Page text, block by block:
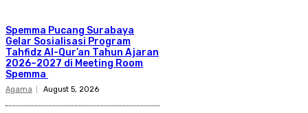
Spemma Pucang Surabaya
Gelar Sosialisasi Program
Tahfidz Al-Qur’an Tahun Ajaran
2026–2027 di Meeting Room
Spemma
Agama August 5, 2026